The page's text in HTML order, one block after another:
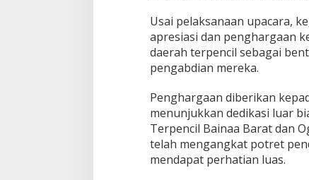
Usai pelaksanaan upacara,
apresiasi dan penghargaan
daerah terpencil sebagai
pengabdian mereka.
Penghargaan diberikan
menunjukkan dedikasi luar
Terpencil Bainaa Barat dan
telah mengangkat potret
mendapat perhatian luas.